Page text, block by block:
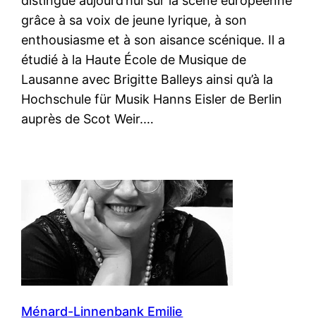
grâce à sa voix de jeune lyrique, à son
enthousiasme et à son aisance scénique. Il a
étudié à la Haute École de Musique de
Lausanne avec Brigitte Balleys ainsi qu’à la
Hochschule für Musik Hanns Eisler de Berlin
auprès de Scot Weir.…
Ménard-Linnenbank Emilie